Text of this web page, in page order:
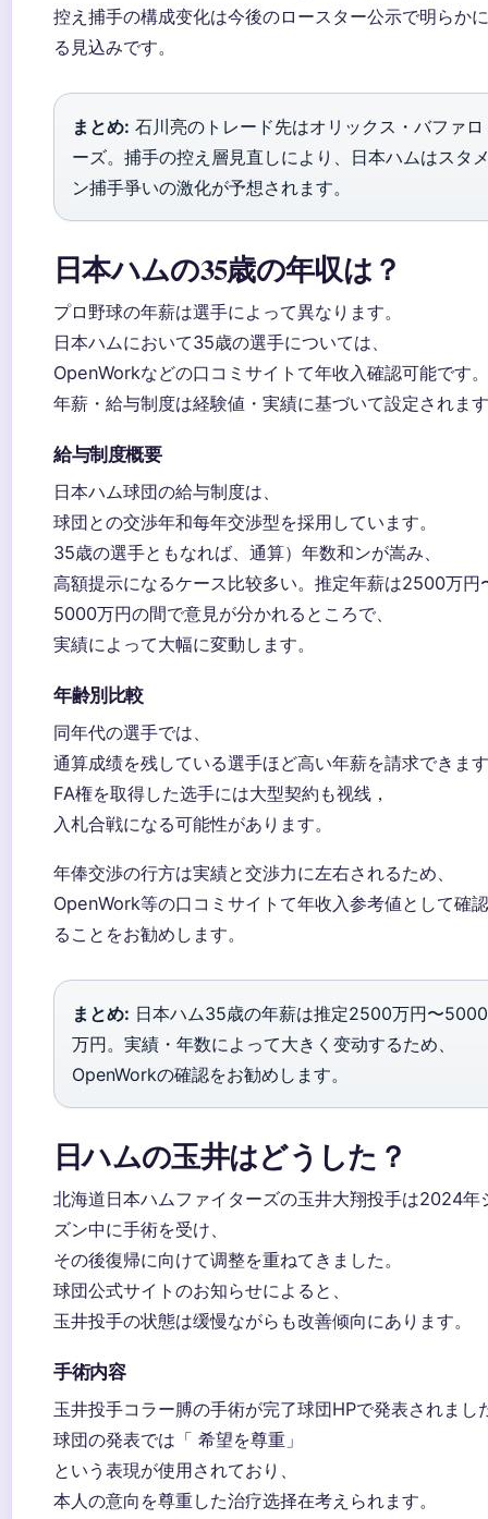
控え捕手の構成变化は今後のロースター公示で明らか
る見込みです。
まとめ: 石川亮のトレード先はオリックス・バファロ
ーズ。捕手の控え層見直しにより、日本ハムはスタ
ン捕手爭いの激化が予想されます。
日本ハムの35歳の年収は？
プロ野球の年薪は選手によって異なります。
日本ハムにおいて35歳の選手については、
OpenWorkなどの口コミサイトて年收入確認可能です。
年薪・給与制度は経験値・実績に基づいて設定されま
給与制度概要
日本ハム球団の給与制度は、
球団との交渉年和每年交渉型を採用しています。
35歳の選手ともなれば、通算）年数和ンが嵩み、
高額提示になるケース比较多い。推定年薪は2500万円
5000万円の間で意見が分かれるところで、
実績によって大幅に変動します。
年齢別比較
同年代の選手では、
通算成绩を残している選手ほど高い年薪を請求できま
FA権を取得した选手には大型契約も视线，
入札合戦になる可能性があります。
年俸交渉の行方は実績と交渉力に左右されるため、
OpenWork等の口コミサイトて年收入参考値として確
ることをお勧めします。
まとめ: 日本ハム35歳の年薪は推定2500万円〜5000
万円。実績・年数によって大きく变动するため、
OpenWorkの確認をお勧めします。
日ハムの玉井はどうした？
北海道日本ハムファイターズの玉井大翔投手は2024年
ズン中に手術を受け、
その後復帰に向けて调整を重ねてきました。
球団公式サイトのお知らせによると、
玉井投手の状態は缓慢ながらも改善倾向にあります。
手術内容
玉井投手コラー膊の手術が完了球団HPで発表されまし
球団の発表では「 希望を尊重」
という表現が使用されており、
本人の意向を尊重した治疗选择在考えられます。